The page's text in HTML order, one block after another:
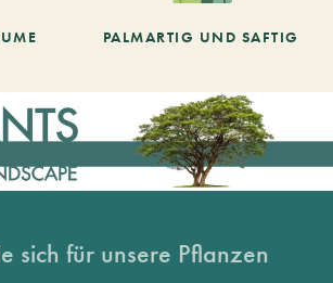
PALMARTIG UND SAFTIG
sich für unsere Pflanzen